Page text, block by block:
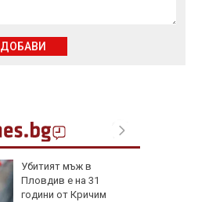
Убитият мъж в
Пловдив е на 31
години от Кричим
ДОБАВИ